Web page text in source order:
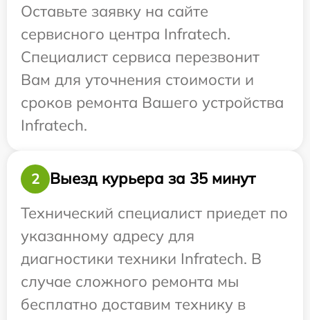
Оставьте заявку на сайте
сервисного центра Infratech.
Специалист сервиса перезвонит
Вам для уточнения стоимости и
сроков ремонта Вашего устройства
Infratech.
2
Выезд курьера за 35 минут
Технический специалист приедет по
указанному адресу для
диагностики техники Infratech. В
случае сложного ремонта мы
бесплатно доставим технику в